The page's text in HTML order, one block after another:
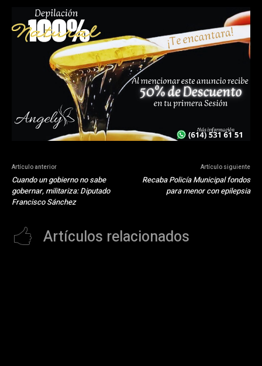
Artículo anterior
Cuando un gobierno no sabe
gobernar, militariza: Diputado
Francisco Sánchez
Artículo siguiente
Recaba Policía Municipal fondos
para menor con epilepsia
Artículos relacionados